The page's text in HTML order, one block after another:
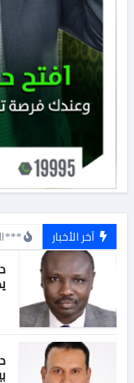
آخر الأخبار